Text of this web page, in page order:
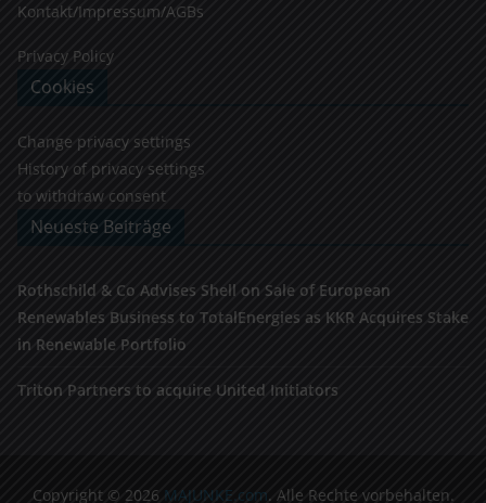
Kontakt/Impressum/AGBs
Privacy Policy
Cookies
Change privacy settings
History of privacy settings
to withdraw consent
Neueste Beiträge
Rothschild & Co Advises Shell on Sale of European
Renewables Business to TotalEnergies as KKR Acquires Stake
in Renewable Portfolio
Triton Partners to acquire United Initiators
Copyright © 2026 MAJUNKE.com. Alle Rechte vorbehalten.